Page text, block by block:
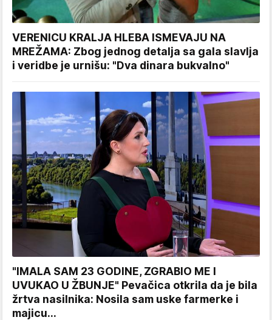
VERENICU KRALJA HLEBA ISMEVAJU NA
MREŽAMA: Zbog jednog detalja sa gala slavlja
i veridbe je urnišu: "Dva dinara bukvalno"
"IMALA SAM 23 GODINE, ZGRABIO ME I
UVUKAO U ŽBUNJE" Pevačica otkrila da je bila
žrtva nasilnika: Nosila sam uske farmerke i
majicu...